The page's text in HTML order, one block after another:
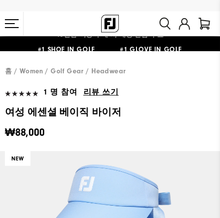
홈 Women Golf Gear Headwear
1 명 참여 리뷰 쓰기
여성 에센셜 베이직 바이저
₩88,000
NEW